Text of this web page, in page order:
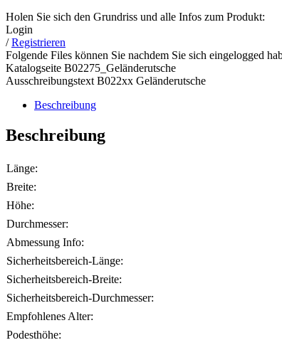
Holen Sie sich den Grundriss und alle Infos zum Produkt:
Login
/Registrieren
Folgende Files können Sie nachdem Sie sich eingelogged
Katalogseite B02275_Geländerutsche
Ausschreibungstext B022xx Geländerutsche
Beschreibung
Beschreibung
Länge:
Breite:
Höhe:
Durchmesser:
Abmessung Info:
Sicherheitsbereich-Länge:
Sicherheitsbereich-Breite:
Sicherheitsbereich-Durchmesser:
Empfohlenes Alter:
Podesthöhe: